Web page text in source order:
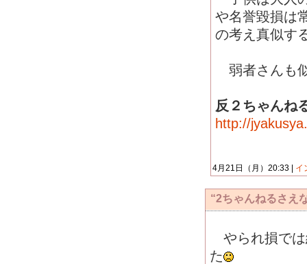
や名誉毀損は
の考え真似す
弱者さんも
反２ちゃんね
http://
4月21日（月）20:33 | イ
“2ちゃんねるさえ
やられ損では
た